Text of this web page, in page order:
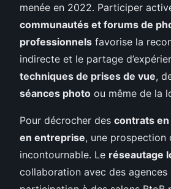
menée en 2022. Participer
communautés et forums de
professionnels favorise la
indirecte et le partage
techniques de prises de vue,
séances photo ou même de la
Pour décrocher des contrats
en entreprise, une prospection
incontournable. Le réseautage
collaboration avec des agences